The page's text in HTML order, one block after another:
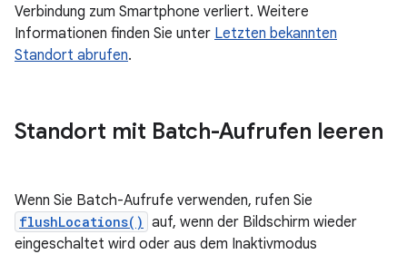
Verbindung zum Smartphone verliert. Weitere
Informationen finden Sie unter Letzten bekannten
Standort abrufen.
Standort mit Batch-Aufrufen leeren
Wenn Sie Batch-Aufrufe verwenden, rufen Sie
flushLocations() auf, wenn der Bildschirm wieder
eingeschaltet wird oder aus dem Inaktivmodus